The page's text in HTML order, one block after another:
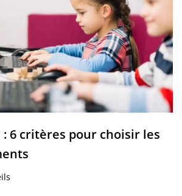
: 6 critères pour choisir les